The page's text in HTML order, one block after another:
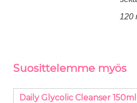
120
Suosittelemme myös
Daily Glycolic Cleanser 150ml